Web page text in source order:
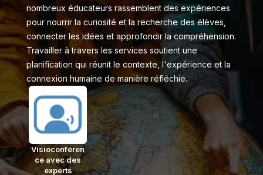
nombreux éducateurs rassemblent des expériences
pour nourrir la curiosité et la recherche des élèves,
connecter les idées et approfondir la compréhension.
Travailler à travers les services soutient une
planification qui réunit le contexte, l'expérience et la
connexion humaine de manière réfléchie.
Visioconféren
ce avec des
experts